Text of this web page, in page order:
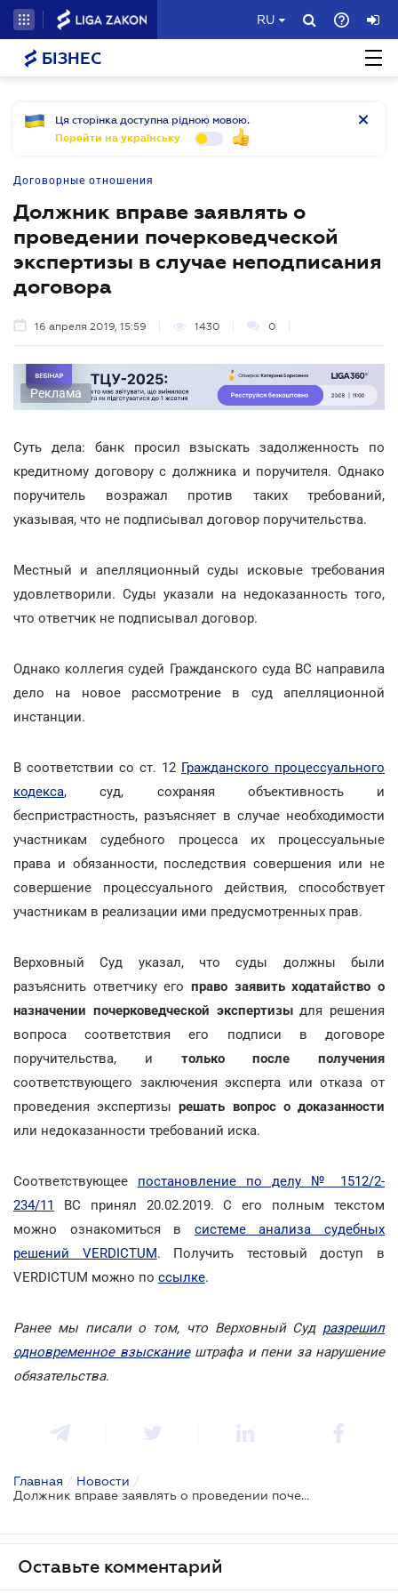
RU
БІЗНЕС
Ця сторінка доступна рідною мовою.
Перейти на українську
Договорные отношения
Должник вправе заявлять о
проведении почерковедческой
экспертизы в случае неподписания
договора
16 апреля 2019, 15:59 1430 0
Реклама
Суть дела: банк просил взыскать задолженность по
кредитному договору с должника и поручителя. Однако
поручитель возражал против таких требований,
указывая, что не подписывал договор поручительства.
Местный и апелляционный суды исковые требования
удовлетворили. Суды указали на недоказанность того,
что ответчик не подписывал договор.
Однако коллегия судей Гражданского суда ВС направила
дело на новое рассмотрение в суд апелляционной
инстанции.
В соответствии со ст. 12 Гражданского процессуального
кодекса, суд, сохраняя объективность и
беспристрастность, разъясняет в случае необходимости
участникам судебного процесса их процессуальные
права и обязанности, последствия совершения или не
совершение процессуального действия, способствует
участникам в реализации ими предусмотренных прав.
Верховный Суд указал, что суды должны были
разъяснить ответчику его право заявить ходатайство о
назначении почерковедческой экспертизыдля решения
вопроса соответствия его подписи в договоре
поручительства, и только после получения
соответствующего заключения эксперта или отказа от
проведения экспертизырешать вопрос о доказанности
или недоказанности требований иска.
Соответствующее постановление по делу № 1512/2-
234/11
ВС принял 20.02.2019. С его полным текстом
можно ознакомиться в системе анализа судебных
решений VERDICTUM. Получить тестовый доступ в
VERDICTUM можно по ссылке.
Ранее мы писали о том, что Верховный Суд разрешил
одновременное взысканиештрафа и пени за нарушение
обязательства.
Главная / Новости /
Должник вправе заявлять о проведении почерковедческой экспертизы в случае неподписания договора
Оставьте комментарий